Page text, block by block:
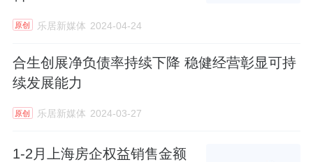
原创 乐居新媒体 2024-04-24
合生创展净负债率持续下降 稳健经营彰显可持
续发展能力
原创 乐居新媒体 2024-03-27
1-2月上海房企权益销售金额